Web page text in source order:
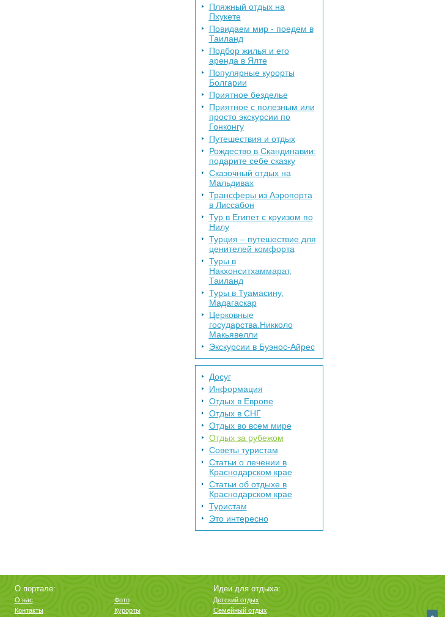
Пляжный отдых на
Пхукете
Повидаем мир - поедем в
Таиланд
Подбор жилья и его
аренда в Ялте
Популярные курорты
Болгарии
Приятное безделье
Приятное с полезным или
просто экскурсии по
Гонконгу
Путешествия и отдых
Рождество в Скандинавии:
подарите себе сказку
Сказочный отдых на
Мальдивах
Трансферы из Аэропорта
в Лиссабон
Тур в Египет с круизом по
Нилу
Турция – путешествие для
ценителей комфорта
Туры в
Накхонситхаммарат,
Таиланд
Туры в Туамасину,
Мадагаскар
Церковные
государства.Никколо
Макьявелли
Экскурсии в Буэнос-Айрес
Досуг
Информация
Отдых в Европе
Отдых в СНГ
Отдых во всем мире
Отдых за рубежом
Советы туристам
Статьи о лечении в
Краснодарском крае
Статьи об отдыхе в
Краснодарском крае
Туристам
Это интересно
О портале:
О нас
Фото
Контакты
Курорты
Идеи для отдыха:
Детский отдых
Семейный отдых